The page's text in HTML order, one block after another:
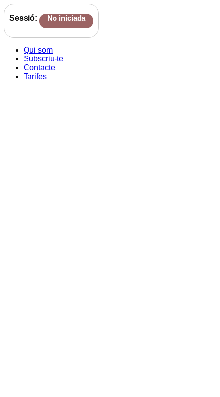
Sessió: No iniciada
Qui som
Subscriu-te
Contacte
Tarifes